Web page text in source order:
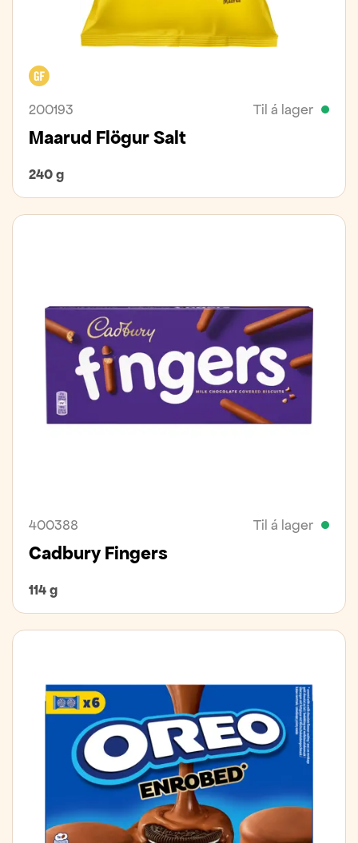
200193 Til á lager
Maarud Flögur Salt
240 g
400388 Til á lager
Cadbury Fingers
114 g